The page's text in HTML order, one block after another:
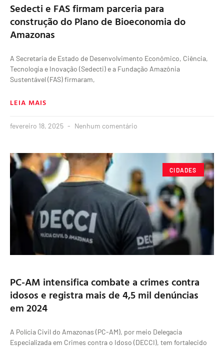
Sedecti e FAS firmam parceria para
construção do Plano de Bioeconomia do
Amazonas
A Secretaria de Estado de Desenvolvimento Econômico, Ciência,
Tecnologia e Inovação (Sedecti) e a Fundação Amazônia
Sustentável (FAS) firmaram,
LEIA MAIS
fevereiro 18, 2025 Nenhum comentário
CIDADES
PC-AM intensifica combate a crimes contra
idosos e registra mais de 4,5 mil denúncias
em 2024
A Polícia Civil do Amazonas (PC-AM), por meio Delegacia
Especializada em Crimes contra o Idoso (DECCI), tem fortalecido